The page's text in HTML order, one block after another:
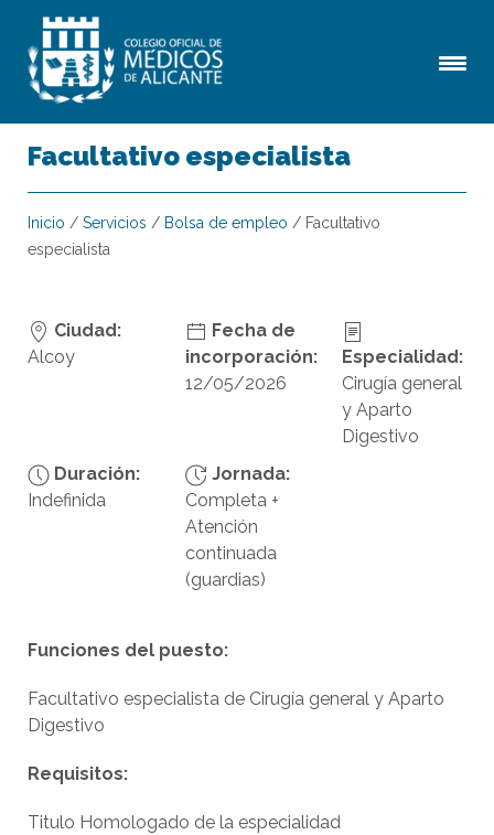
Facultativo especialista
Inicio / Servicios / Bolsa de empleo / Facultativo
especialista
Ciudad:
Alcoy
Fecha de
incorporación:
12/05/2026
Especialidad:
Cirugía general
y Aparto
Digestivo
Duración:
Indefinida
Jornada:
Completa +
Atención
continuada
(guardias)
Funciones del puesto:
Facultativo especialista de Cirugía general y Aparto
Digestivo
Requisitos:
Titulo Homologado de la especialidad